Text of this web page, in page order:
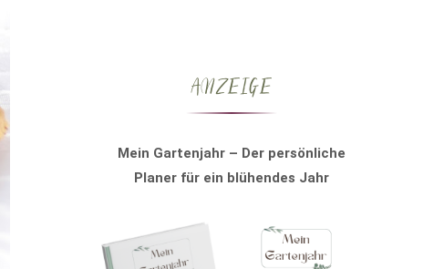
ANZEIGE
Mein Gartenjahr – Der persönliche
Planer für ein blühendes Jahr